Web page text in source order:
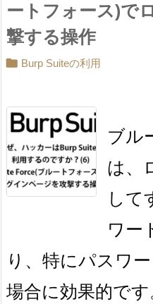
ートフォース)で
撃する操作
 Burp Suiteの利用
ブル
は、
して
ワー
り、特にパスワ
場合に効果的で